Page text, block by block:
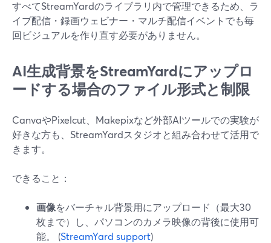
すべてStreamYardのライブラリ内で管理できるため、ラ
イブ配信・録画ウェビナー・マルチ配信イベントでも毎
回ビジュアルを作り直す必要がありません。
AI生成背景をStreamYardにアップロ
ードする場合のファイル形式と制限
CanvaやPixelcut、Makepixなど外部AIツールでの実験が
好きな方も、StreamYardスタジオと組み合わせて活用で
きます。
できること：
画像をバーチャル背景用にアップロード（最大30
枚まで）し、パソコンのカメラ映像の背後に使用可
能。 (StreamYard support)